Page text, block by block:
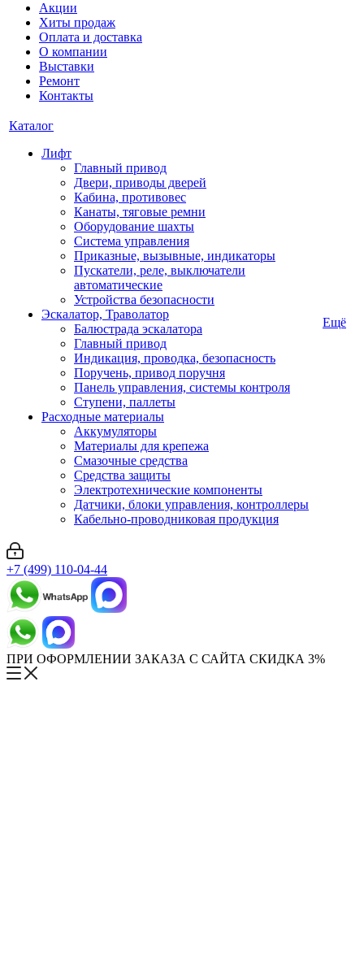
Акции
Хиты продаж
Оплата и доставка
О компании
Выставки
Ремонт
Контакты
Каталог
Лифт
Главный привод
Двери, приводы дверей
Кабина, противовес
Канаты, тяговые ремни
Оборудование шахты
Система управления
Приказные, вызывные, индикаторы
Пускатели, реле, выключатели
автоматические
Устройства безопасности
Эскалатор, Траволатор
Балюстрада эскалатора
Главный привод
Индикация, проводка, безопасность
Поручень, привод поручня
Панель управления, системы контроля
Ступени, паллеты
Расходные материалы
Аккумуляторы
Материалы для крепежа
Смазочные средства
Средства защиты
Электротехнические компоненты
Датчики, блоки управления, контроллеры
Кабельно-проводниковая продукция
Ещё
+7 (499) 110-04-44
ПРИ ОФОРМЛЕНИИ ЗАКАЗА С САЙТА СКИДКА 3%